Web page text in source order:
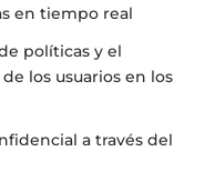
en tiempo real
políticas y el
los usuarios en los
a través del